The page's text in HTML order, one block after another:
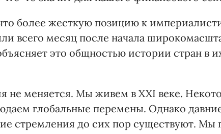
более жесткую позицию к
всего месяц после начала
это общностью истории стран в
не меняется. Мы живем в XXI веке.
глобальные перемены. Однако
стремления до сих пор существуют. Мы